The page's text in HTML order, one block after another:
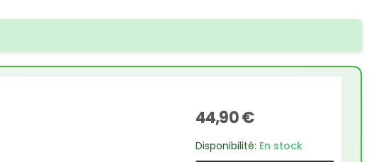
44,90 €
Disponibilité: En stock